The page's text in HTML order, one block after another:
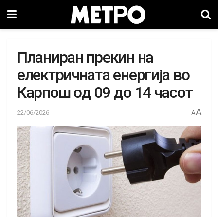
Планиран прекин на
електричната енергија во
Карпош од 09 до 14 часот
22/06/2026 AA